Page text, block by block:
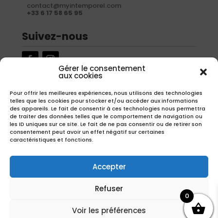
Gérer le consentement
aux cookies
Pour offrir les meilleures expériences, nous utilisons des technologies
telles que les cookies pour stocker et/ou accéder aux informations
des appareils. Le fait de consentir à ces technologies nous permettra
de traiter des données telles que le comportement de navigation ou
les ID uniques sur ce site. Le fait de ne pas consentir ou de retirer son
consentement peut avoir un effet négatif sur certaines
caractéristiques et fonctions.
Accepter
Refuser
Voir les préférences
contact@myintemporel.com
+33 6 17 58 65 95
Suivez-nous
Inscrivez-vous à notre newsletter pour recevoir nos offres
exclusives.
S'inscrire
Avec la participation financière de la région Hauts-de-France
0